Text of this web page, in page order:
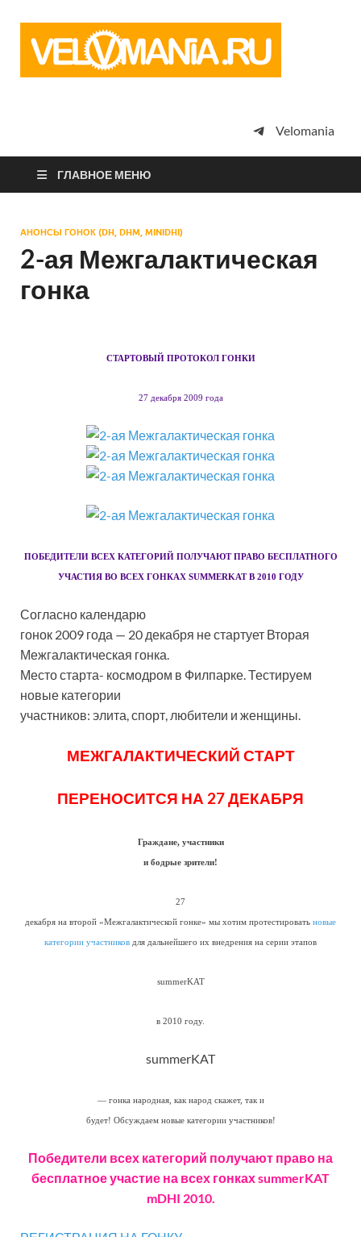
просто
Velomania
ГЛАВНОЕ МЕНЮ
АНОНСЫ ГОНОК (DH, DHM, MINIDHI)
2-ая Межгалактическая
гонка
СТАРТОВЫЙ ПРОТОКОЛ ГОНКИ
27 декабря 2009 года
ПОБЕДИТЕЛИ ВСЕХ КАТЕГОРИЙ ПОЛУЧАЮТ ПРАВО БЕСПЛАТНОГО
УЧАСТИЯ ВО ВСЕХ ГОНКАХ SUMMERKAT В 2010 ГОДУ
Согласно календарю
гонок 2009 года — 20 декабря не стартует Вторая
Межгалактическая гонка.
Место старта- космодром в Филпарке. Тестируем
новые категории
участников: элита, спорт, любители и женщины.
МЕЖГАЛАКТИЧЕСКИЙ СТАРТ
ПЕРЕНОСИТСЯ НА 27 ДЕКАБРЯ
Граждане, участники
и бодрые зрители!
27
декабря на второй «Межгалактической гонке» мы хотим протестировать новые
категории участников для дальнейшего их внедрения на серии этапов
summerKAT
в 2010 году.
summerKAT
— гонка народная, как народ скажет, так и
будет! Обсуждаем новые категории участников!
Победители всех категорий получают право на
бесплатное участие на всех гонках summerKAT
mDHI 2010.